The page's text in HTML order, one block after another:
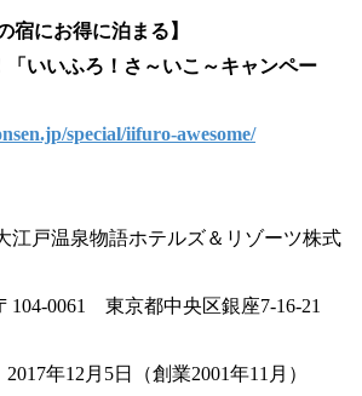
宿にお得に泊まる】
「いいふろ！さ～いこ～キャンペー
special/iifuro-awesome/
泉物語ホテルズ＆リゾーツ株式
東京都中央区銀座7-16-21
年12月5日（創業2001年11月）